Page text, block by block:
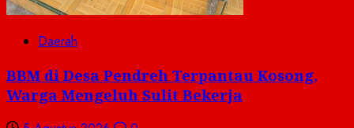
Daerah
BBM di Desa Pendreh Terpantau Kosong,
Warga Mengeluh Sulit Bekerja